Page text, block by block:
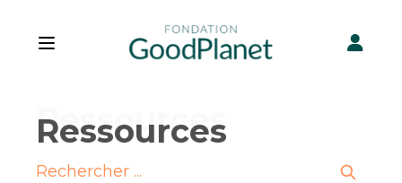
Open main menu
Ressources
Search